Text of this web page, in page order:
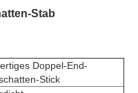
Stab
Doppel-End-
Stick